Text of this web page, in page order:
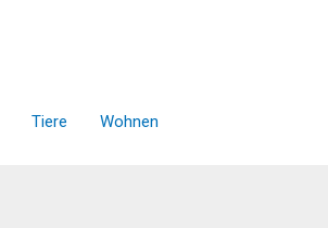
Tiere Wohnen